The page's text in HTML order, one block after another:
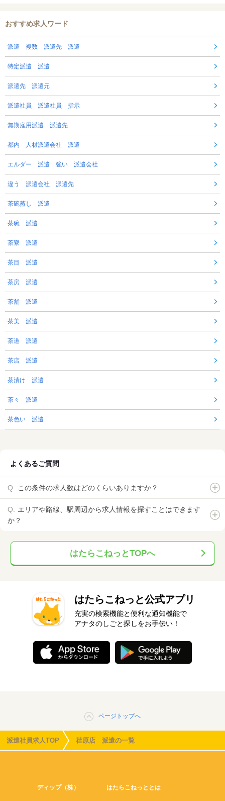
おすすめ求人ワード
派遣 複数 派遣先 派遣
特定派遣 派遣
派遣先 派遣元
派遣社員 派遣社員 指示
無期雇用派遣 派遣先
都内 人材派遣会社 派遣
エルダー 派遣 強い 派遣会社
違う 派遣会社 派遣先
茶碗蒸し 派遣
茶碗 派遣
茶寮 派遣
茶目 派遣
茶房 派遣
茶舗 派遣
茶美 派遣
茶道 派遣
茶店 派遣
茶漬け 派遣
茶々 派遣
茶色い 派遣
よくあるご質問
この条件の求人数はどのくらいありますか？
エリアや路線、駅周辺から求人情報を探すことはできます
か？
はたらこねっとTOPへ
はたらこねっと公式アプリ
充実の検索機能と便利な通知機能で
アナタのしごと探しをお手伝い！
ページトップへ
派遣社員求人TOP 荏原店 派遣の一覧
ディップ（株） はたらこねっととは